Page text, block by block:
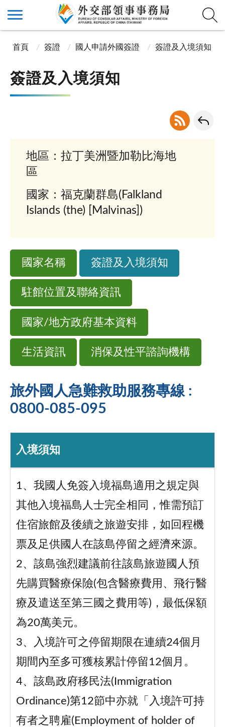
首頁 簽證 國人申請外國簽證 簽證及入境須知
簽證及入境須知
地區：拉丁美洲暨加勒比海地
區
國家：福克蘭群島(Falkland
Islands (the) [Malvinas])
國家名稱 簽證及入境須知
駐館位置及聯絡資訊
國家/地方政府基本資料
生活資訊 消保及性平諮詢機構
旅外國人急難救助服務專線 :
0800-085-095
入境須知
1、我國人免簽入境福島適用之規定與
其他入境福島人士完全相同，惟需預訂
住宿旅館及後續之旅遊安排，如回程機
票及足供國人在該島停留之經濟來源。
2、該島強烈建議前往該島旅遊國人預
先購買醫療保險(包含醫療費用、飛行醫
療及遣送至第三國之費用等)，最低保額
為20萬美元。
3、入境許可之停留期限在連續24個月
期間內至多可獲核累計停留12個月。
4、該島政府移民法(Immigration
Ordinance)第12節中亦就「入境許可持
有者之聘雇(Employment of holder of